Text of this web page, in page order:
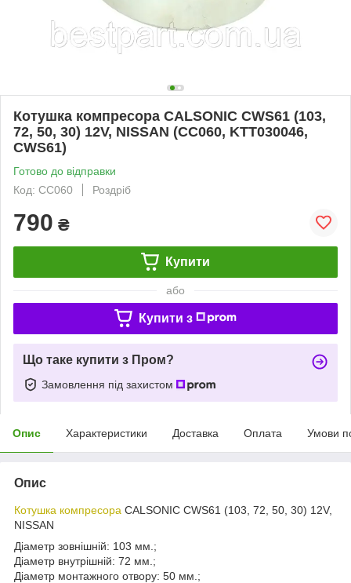
Котушка компресора CALSONIC CWS61 (103,
72, 50, 30) 12V, NISSAN (CC060, KTT030046,
CWS61)
Готово до відправки
Код: CC060
Роздріб
790 ₴
Купити
або
Купити з
Що таке купити з Пром?
Замовлення під захистом
Опис Характеристики Доставка Оплата Умови
Опис
Котушка компресора CALSONIC CWS61 (103, 72, 50, 30) 12V,
NISSAN
Діаметр зовнішній: 103 мм.;
Діаметр внутрішній: 72 мм.;
Діаметр монтажного отвору: 50 мм.;